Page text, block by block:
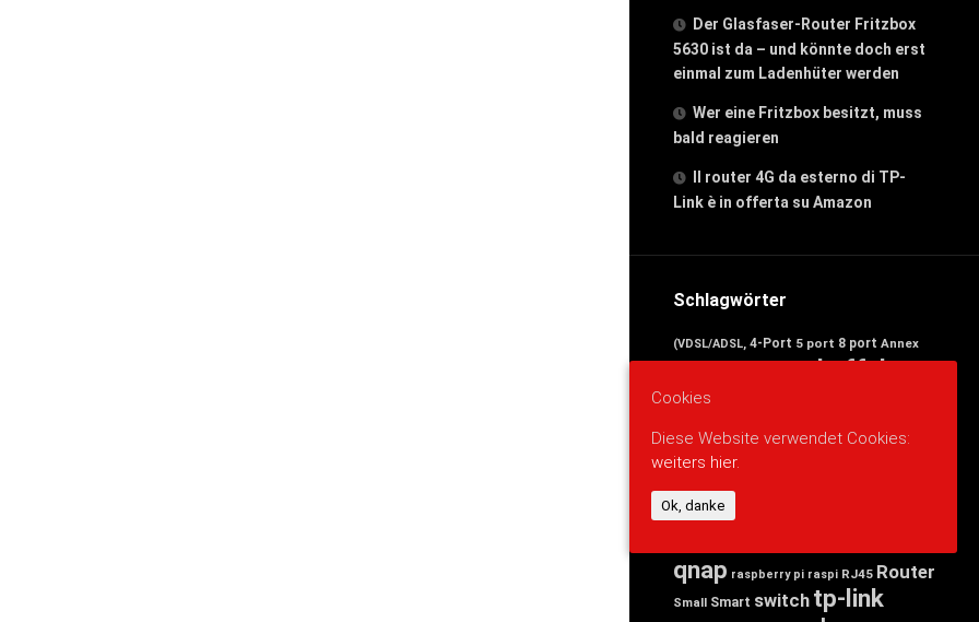
Der Glasfaser-Router Fritzbox
5630 ist da – und könnte doch erst
einmal zum Ladenhüter werden
Wer eine Fritzbox besitzt, muss
bald reagieren
Il router 4G da esterno di TP-
Link è in offerta su Amazon
Schlagwörter
(VDSL/ADSL, 4-Port 5 port 8 port Annex
avm buffalo
Business
Desktop devolo Dual edimax
esp8266 Ethernet)
Mbit/s
qnap raspberry pi raspi RJ45 Router
Small Smart switch tp-link
Cookies
Diese Website verwendet Cookies:
weiters hier.
Ok, danke